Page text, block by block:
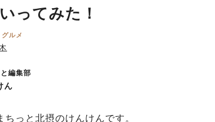
ってみた！
グルメ
編集部
ん
ちっと北摂のけんけんです。